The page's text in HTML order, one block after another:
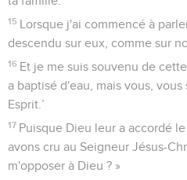
15 Lorsque j'ai commencé à
descendu sur eux, comme sur
16 Et je me suis souvenu de
a baptisé d'eau, mais vous,
Esprit.’
17 Puisque Dieu leur a accordé
avons cru au Seigneur Jésus-
m'opposer à Dieu ? »